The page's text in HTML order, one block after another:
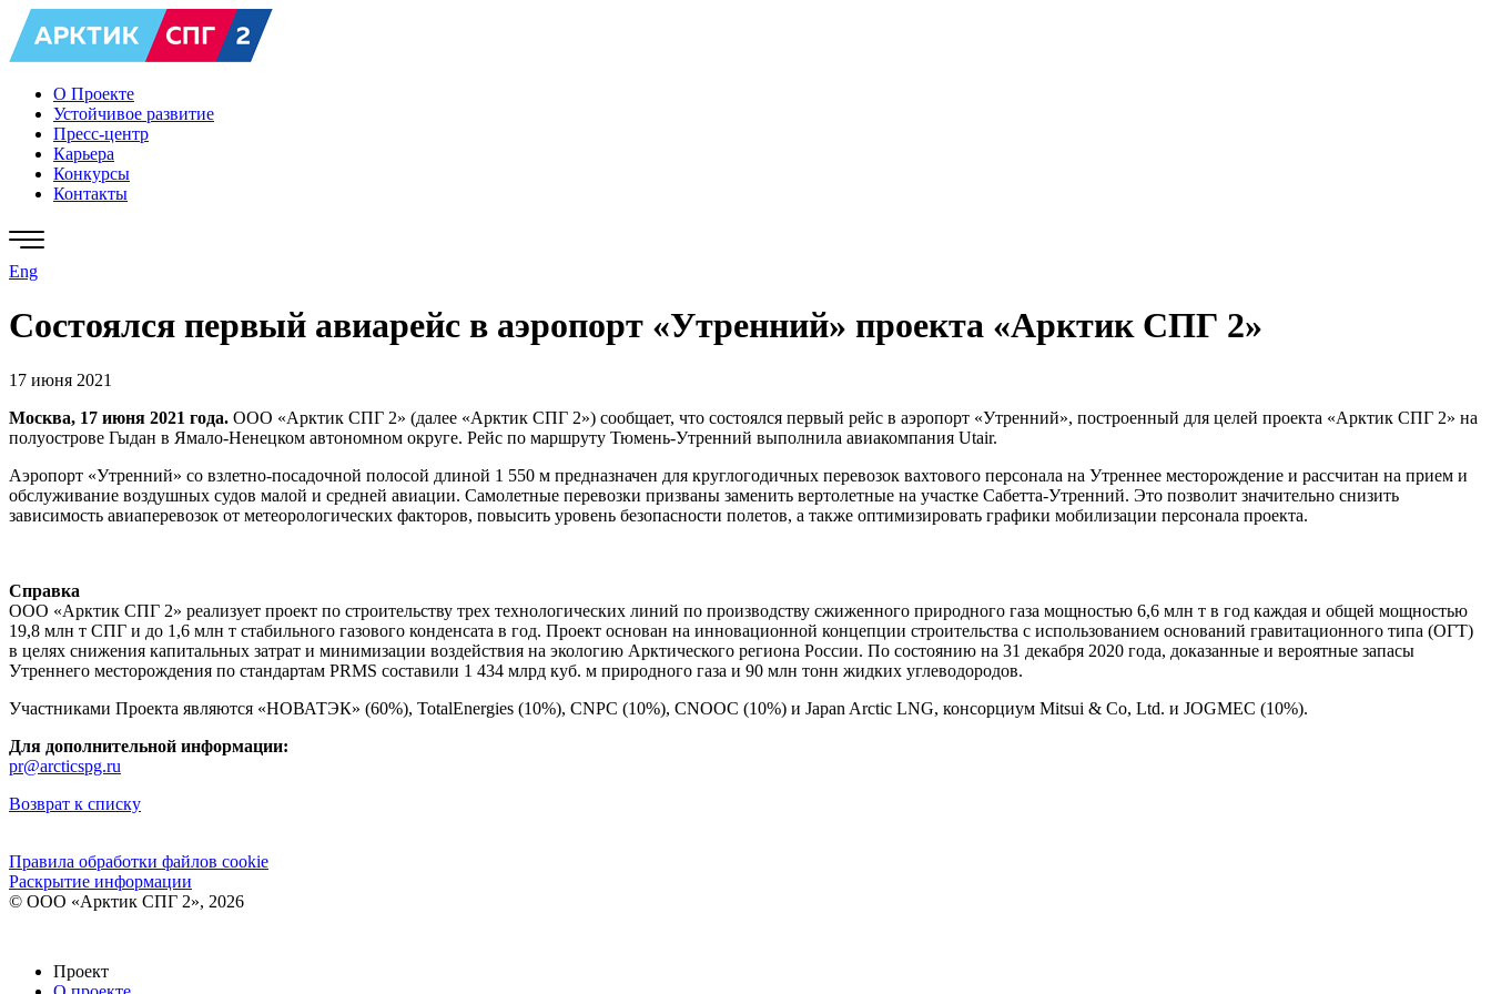
О Проекте
Устойчивое развитие
Пресс-центр
Карьера
Конкурсы
Контакты
Eng
Состоялся первый авиарейс в аэропорт «Утренний» проекта «Арктик СПГ 2»
17 июня 2021
Москва, 17 июня 2021 года. ООО «Арктик СПГ 2» (далее «Арктик СПГ 2») сообщает, что состоялся первый рейс в аэропорт «Утренний», построенный для целей проекта «Арктик СПГ 2» на
полуострове Гыдан в Ямало-Ненецком автономном округе. Рейс по маршруту Тюмень-Утренний выполнила авиакомпания Utair.
Аэропорт «Утренний» со взлетно-посадочной полосой длиной 1 550 м предназначен для круглогодичных перевозок вахтового персонала на Утреннее месторождение и рассчитан на прием и
обслуживание воздушных судов малой и средней авиации. Самолетные перевозки призваны заменить вертолетные на участке Сабетта-Утренний. Это позволит значительно снизить
зависимость авиаперевозок от метеорологических факторов, повысить уровень безопасности полетов, а также оптимизировать графики мобилизации персонала проекта.
Справка
ООО «Арктик СПГ 2» реализует проект по строительству трех технологических линий по производству сжиженного природного газа мощностью 6,6 млн т в год каждая и общей мощностью
19,8 млн т СПГ и до 1,6 млн т стабильного газового конденсата в год. Проект основан на инновационной концепции строительства с использованием оснований гравитационного типа (ОГТ)
в целях снижения капитальных затрат и минимизации воздействия на экологию Арктического региона России. По состоянию на 31 декабря 2020 года, доказанные и вероятные запасы
Утреннего месторождения по стандартам PRMS составили 1 434 млрд куб. м природного газа и 90 млн тонн жидких углеводородов.
Участниками Проекта являются «НОВАТЭК» (60%), TotalEnergies (10%), CNPC (10%), CNOOC (10%) и Japan Arctic LNG, консорциум Mitsui & Co, Ltd. и JOGMEC (10%).
Для дополнительной информации:
pr@arcticspg.ru
Возврат к списку
Правила обработки файлов cookie
Раскрытие информации
© ООО «Арктик СПГ 2», 2026
Проект